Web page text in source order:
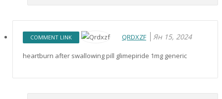
COMMENT LINK QRDXZF Ян 15, 2024
heartburn after swallowing pill glimepiride 1mg generic